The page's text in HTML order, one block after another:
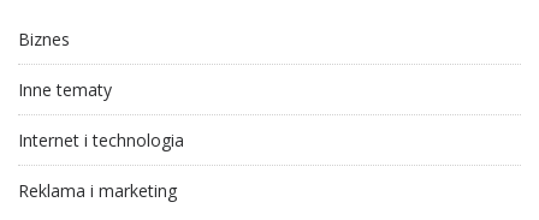
Biznes
Inne tematy
Internet i technologia
Reklama i marketing